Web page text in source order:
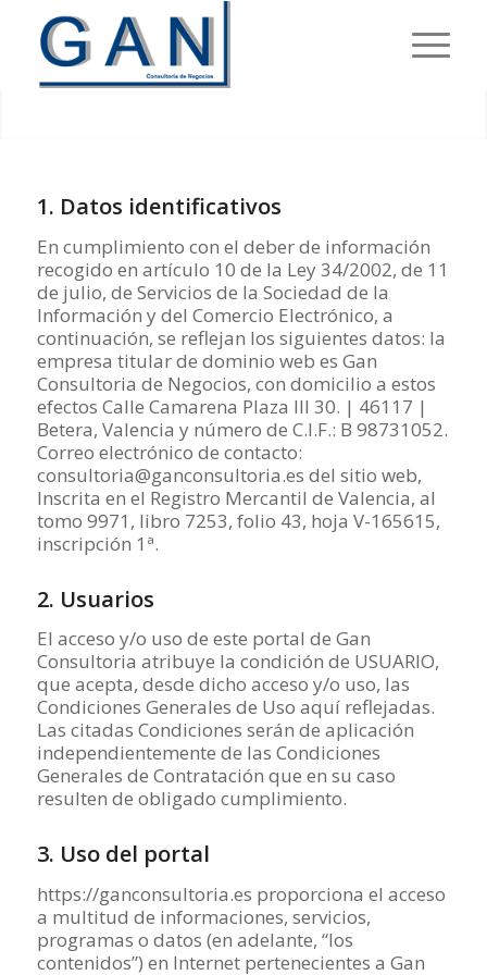
AVISO LEGAL
1. Datos identificativos
En cumplimiento con el deber de información
recogido en artículo 10 de la Ley 34/2002, de 11
de julio, de Servicios de la Sociedad de la
Información y del Comercio Electrónico, a
continuación, se reflejan los siguientes datos: la
empresa titular de dominio web es Gan
Consultoria de Negocios, con domicilio a estos
efectos Calle Camarena Plaza III 30. | 46117 |
Betera, Valencia y número de C.I.F.: B 98731052.
Correo electrónico de contacto:
consultoria@ganconsultoria.es del sitio web,
Inscrita en el Registro Mercantil de Valencia, al
tomo 9971, libro 7253, folio 43, hoja V-165615,
inscripción 1ª.
2. Usuarios
El acceso y/o uso de este portal de Gan
Consultoria atribuye la condición de USUARIO,
que acepta, desde dicho acceso y/o uso, las
Condiciones Generales de Uso aquí reflejadas.
Las citadas Condiciones serán de aplicación
independientemente de las Condiciones
Generales de Contratación que en su caso
resulten de obligado cumplimiento.
3. Uso del portal
https://ganconsultoria.es proporciona el acceso
a multitud de informaciones, servicios,
programas o datos (en adelante, “los
contenidos”) en Internet pertenecientes a Gan